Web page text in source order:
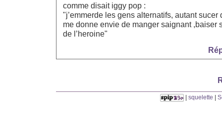
comme disait iggy pop :
"j’emmerde les gens alternatifs, autant sucer
me donne envie de manger saignant ,baiser
de l’heroine"
squelette